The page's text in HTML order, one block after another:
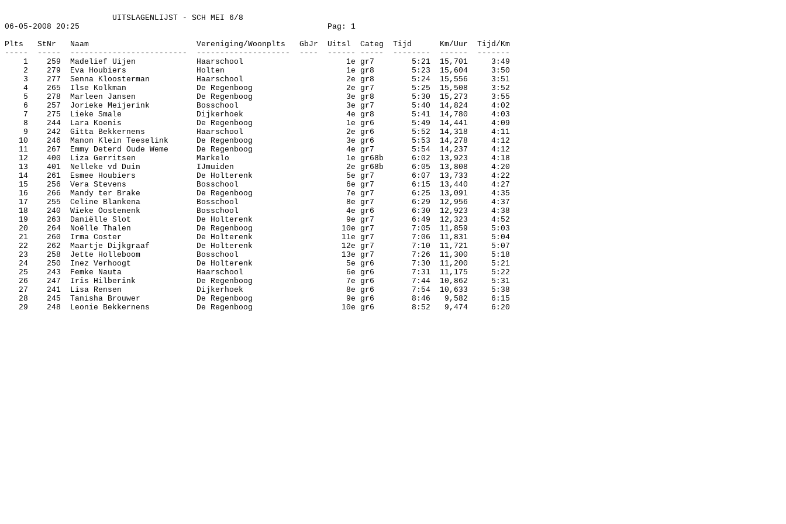
UITSLAGENLIJST - SCH MEI 6/8
06-05-2008 20:25 Pag : 1
Plts
StNr Naam Vereniging/Woonplts GbJr Uitsl Categ Tijd Km/Uur
Tijd/Km
-----
----- ------------------------- -------------------- ---- ------ ----- -------- ------
-------
1
259 Madelief Uijen Haarschool 1e gr7 5:21 15,701
3:49
2
279 Eva Houbiers Holten 1e gr8 5:23 15,604
3:50
3
277 Senna Kloosterman Haarschool 2e gr8 5:24 15,556
3:51
4
265 Ilse Kolkman De Regenboog 2e gr7 5:25 15,508
3:52
5
278 Marleen Jansen De Regenboog 3e gr8 5:30 15,273
3:55
6
257 Jorieke Meijerink Bosschool 3e gr7 5:40 14,824
4:02
7
275 Lieke Smale Dijkerhoek 4e gr8 5:41 14,780
4:03
8
244 Lara Koenis De Regenboog 1e gr6 5:49 14,441
4:09
9
242 Gitta Bekkernens Haarschool 2e gr6 5:52 14,318
4:11
10
246 Manon Klein Teeselink De Regenboog 3e gr6 5:53 14,278
4:12
11
267 Emmy Deterd Oude Weme De Regenboog 4e gr7 5:54 14,237
4:12
12
400 Liza Gerritsen Markelo 1e gr68b 6:02 13,923
4:18
13
401 Nelleke vd Duin IJmuiden 2e gr68b 6:05 13,808
4:20
14
261 Esmee Houbiers De Holterenk 5e gr7 6:07 13,733
4:22
15
256 Vera Stevens Bosschool 6e gr7 6:15 13,440
4:27
16
266 Mandy ter Brake De Regenboog 7e gr7 6:25 13,091
4:35
17
255 Celine Blankena Bosschool 8e gr7 6:29 12,956
4:37
18
240 Wieke Oostenenk Bosschool 4e gr6 6:30 12,923
4:38
19
263 Daniëlle Slot De Holterenk 9e gr7 6:49 12,323
4:52
20
264 Noëlle Thalen De Regenboog 10e gr7 7:05 11,859
5:03
21
260 Irma Coster De Holterenk 11e gr7 7:06 11,831
5:04
22
262 Maartje Dijkgraaf De Holterenk 12e gr7 7:10 11,721
5:07
23
258 Jette Holleboom Bosschool 13e gr7 7:26 11,300
5:18
24
250 Inez Verhoogt De Holterenk 5e gr6 7:30 11,200
5:21
25
243 Femke Nauta Haarschool 6e gr6 7:31 11,175
5:22
26
247 Iris Hilberink De Regenboog 7e gr6 7:44 10,862
5:31
27
241 Lisa Rensen Dijkerhoek 8e gr6 7:54 10,633
5:38
28
245 Tanisha Brouwer De Regenboog 9e gr6 8:46 9,582
6:15
29
248 Leonie Bekkernens De Regenboog 10e gr6 8:52 9,474 6:20